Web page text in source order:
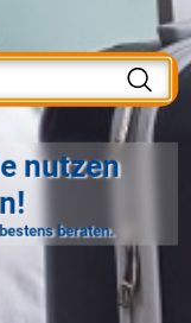
nutzen
beraten.